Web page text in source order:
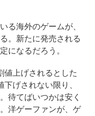
る海外のゲームが、
。新たに発売される
になるだろう。
上げされるとした
げされない限り、
待てばいつかは安く
洋ゲーファンが、ゲ